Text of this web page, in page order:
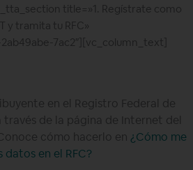
title=»1. Regístrate como
tramita tu RFC»
7ac2″][vc_column_text]
en el Registro Federal de
través de la página de Internet del
cómo hacerlo en ¿Cómo me
en el RFC?